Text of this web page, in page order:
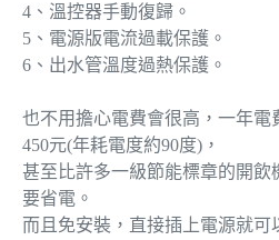
4、溫控器手動復歸。
5、電源版電流過載保護。
6、出水管溫度過熱保護。
也不用擔心電費會很高，一年電
450元(年耗電度約90度)，
甚至比許多一級節能標章的開飲
要省電。
而且免安裝，直接插上電源就可